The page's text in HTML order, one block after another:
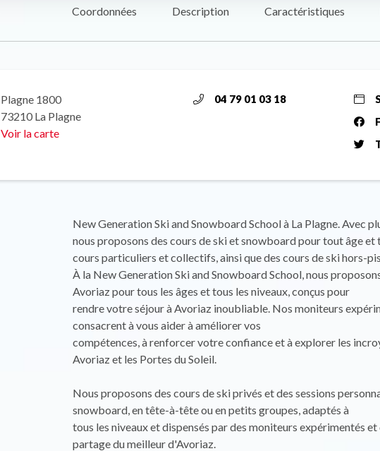
Coordonnées Description Caractéristiques
Plagne 1800
73210 La Plagne
Voir la carte
04 79 01 03 18
New Generation Ski and Snowboard School à La Plagne. Avec
nous proposons des cours de ski et snowboard pour tout âge et
cours particuliers et collectifs, ainsi que des cours de ski hors-
À la New Generation Ski and Snowboard School, nous
Avoriaz pour tous les âges et tous les niveaux, conçus pour
rendre votre séjour à Avoriaz inoubliable. Nos moniteurs
consacrent à vous aider à améliorer vos
compétences, à renforcer votre confiance et à explorer les
Avoriaz et les Portes du Soleil.
Nous proposons des cours de ski privés et des sessions
snowboard, en tête-à-tête ou en petits groupes, adaptés à
tous les niveaux et dispensés par des moniteurs expérimentés
partage du meilleur d'Avoriaz.